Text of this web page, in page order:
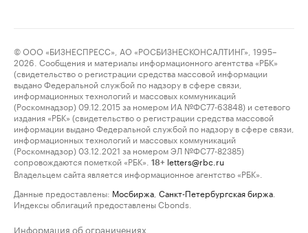
© ООО «БИЗНЕСПРЕСС», АО «РОСБИЗНЕСКОНСАЛТИНГ», 1995–
2026. Сообщения и материалы информационного агентства «РБК»
(свидетельство о регистрации средства массовой информации
выдано Федеральной службой по надзору в сфере связи,
информационных технологий и массовых коммуникаций
(Роскомнадзор) 09.12.2015 за номером ИА №ФС77-63848) и сетевого
издания «РБК» (свидетельство о регистрации средства массовой
информации выдано Федеральной службой по надзору в сфере связи,
информационных технологий и массовых коммуникаций
(Роскомнадзор) 03.12.2021 за номером ЭЛ №ФС77-82385)
сопровождаются пометкой «РБК».
18+ letters@rbc.ru
Владельцем сайта является информационное агентство «РБК».
Данные предоставлены: Мосбиржа Санкт-Петербургская биржа
Индексы облигаций предоставлены Cbonds.
Информация об ограничениях